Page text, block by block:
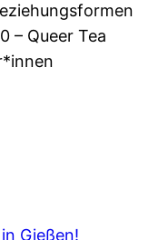
– Queer Tea
Gießen!